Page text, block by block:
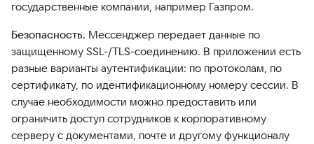
государственные компании, например Газпром.
Безопасность. Мессенджер передает данные по
защищенному SSL-/TLS-соединению. В приложении есть
разные варианты аутентификации: по протоколам, по
сертификату, по идентификационному номеру сессии. В
случае необходимости можно предоставить или
ограничить доступ сотрудников к корпоративному
серверу с документами, почте и другому функционалу